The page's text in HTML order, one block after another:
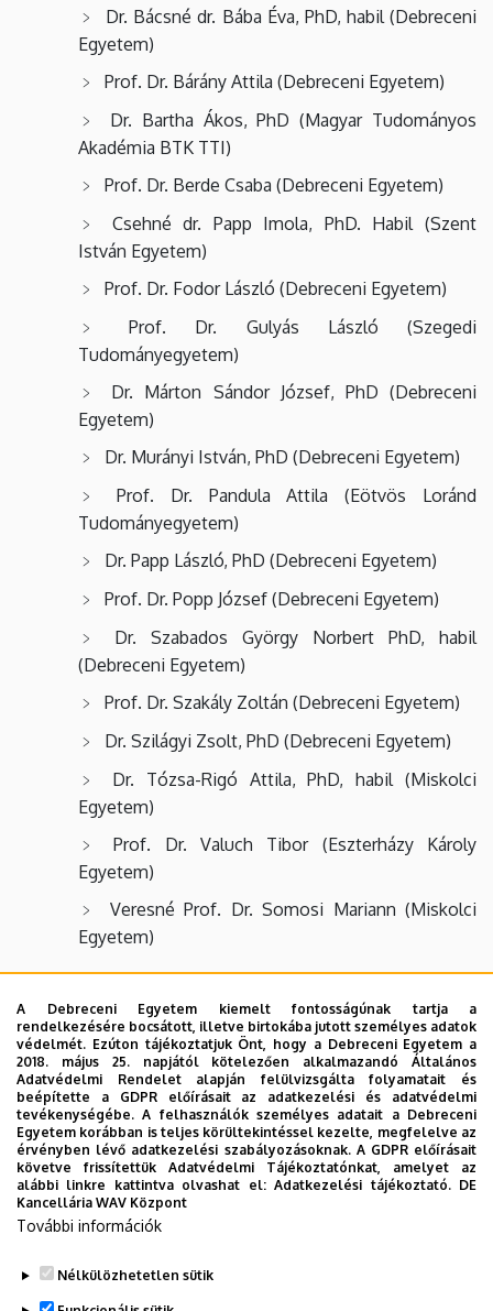
Dr. Bácsné dr. Bába Éva, PhD, habil (Debreceni
Egyetem)
Prof. Dr. Bárány Attila (Debreceni Egyetem)
Dr. Bartha Ákos, PhD (Magyar Tudományos
Akadémia BTK TTI)
Prof. Dr. Berde Csaba (Debreceni Egyetem)
Csehné dr. Papp Imola, PhD. Habil (Szent
István Egyetem)
Prof. Dr. Fodor László (Debreceni Egyetem)
Prof. Dr. Gulyás László (Szegedi
Tudományegyetem)
Dr. Márton Sándor József, PhD (Debreceni
Egyetem)
Dr. Murányi István, PhD (Debreceni Egyetem)
Prof. Dr. Pandula Attila (Eötvös Loránd
Tudományegyetem)
Dr. Papp László, PhD (Debreceni Egyetem)
Prof. Dr. Popp József (Debreceni Egyetem)
Dr. Szabados György Norbert PhD, habil
(Debreceni Egyetem)
Prof. Dr. Szakály Zoltán (Debreceni Egyetem)
Dr. Szilágyi Zsolt, PhD (Debreceni Egyetem)
Dr. Tózsa-Rigó Attila, PhD, habil (Miskolci
Egyetem)
Prof. Dr. Valuch Tibor (Eszterházy Károly
Egyetem)
Veresné Prof. Dr. Somosi Mariann (Miskolci
Egyetem)
Dr. Pierog Anita, PhD
Dr. Gergely Éva, PhD
Héder Mária, doktorandusz
Dr. Kőmíves Péter Miklós, doktorandusz
Hamvas László doktorandusz
Legutóbbi frissítés: 2022. 09. 15. 11:25
A Debreceni Egyetem kiemelt fontosságúnak tartja a
rendelkezésére bocsátott, illetve birtokába jutott személyes adatok
védelmét. Ezúton tájékoztatjuk Önt, hogy a Debreceni Egyetem a
2018. május 25. napjától kötelezően alkalmazandó Általános
Adatvédelmi Rendelet alapján felülvizsgálta folyamatait és
beépítette a GDPR előírásait az adatkezelési és adatvédelmi
tevékenységébe. A felhasználók személyes adatait a Debreceni
Egyetem korábban is teljes körültekintéssel kezelte, megfelelve az
érvényben lévő adatkezelési szabályozásoknak. A GDPR előírásait
követve frissítettük Adatvédelmi Tájékoztatónkat, amelyet az
alábbi linkre kattintva olvashat el:Adatkezelési tájékoztató. DE
Kancellária WAV Központ
További információk
Nélkülözhetetlen sütik